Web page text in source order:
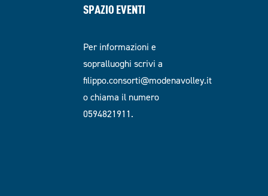
SPAZIO EVENTI
Per informazioni e
sopralluoghi scrivi a
filippo.consorti@modenavolley.it
o chiama il numero
0594821911.